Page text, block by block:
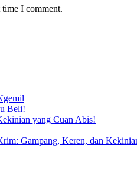
I comment.
Beli!
yang Cuan Abis!
Gampang, Keren, dan